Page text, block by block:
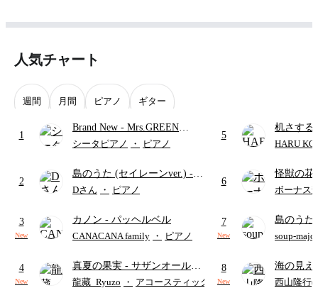
人気チャート
週間 月間 ピアノ ギター
1
Brand New - Mrs.GREEN
APPLE
シータピアノ ・ ピアノ
2
島のうた (セイレーンver.) -
セイレーン(CV.鈴木みのり)
ード・ペダル付き/『映画ちい
かわ 人魚の島のひみつ』よ
Dさん ・ ピアノ
3
New
カノン - パッヘルベル
CANACANA family ・ ピアノ
4
New
真夏の果実 - サザンオールス
ターズ
龍藏_Ryuzo ・ アコースティックギター
5
机さする
HARU
6
怪獣の
ードパー
ボーナス
7
New
島のうた
映画ちい
soup-majo
8
New
海の見
ウクレレ
西山隆行